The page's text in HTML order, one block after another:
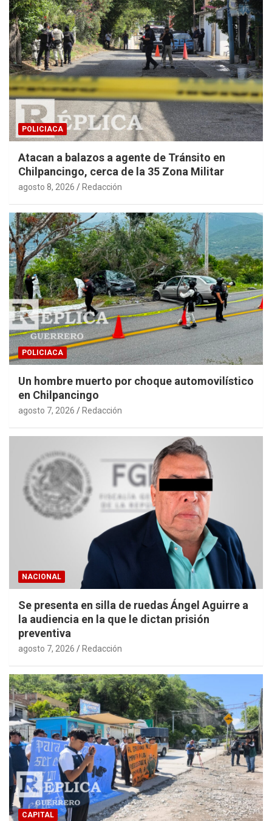
POLICIACA
Atacan a balazos a agente de Tránsito en
Chilpancingo, cerca de la 35 Zona Militar
agosto 8, 2026 Redacción
POLICIACA
Un hombre muerto por choque automovilístico
en Chilpancingo
agosto 7, 2026 Redacción
NACIONAL
Se presenta en silla de ruedas Ángel Aguirre a
la audiencia en la que le dictan prisión
preventiva
agosto 7, 2026 Redacción
CAPITAL